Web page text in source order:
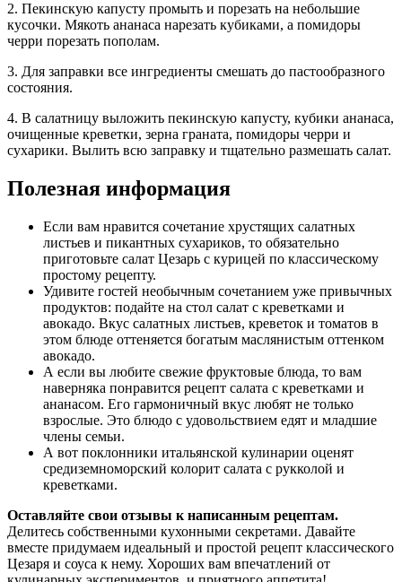
2. Пекинскую капусту промыть и порезать на небольшие
кусочки. Мякоть ананаса нарезать кубиками, а помидоры
черри порезать пополам.
3. Для заправки все ингредиенты смешать до пастообразного
состояния.
4. В салатницу выложить пекинскую капусту, кубики ананаса,
очищенные креветки, зерна граната, помидоры черри и
сухарики. Вылить всю заправку и тщательно размешать салат.
Полезная информация
Если вам нравится сочетание хрустящих салатных
листьев и пикантных сухариков, то обязательно
приготовьте салат Цезарь с курицей по классическому
простому рецепту.
Удивите гостей необычным сочетанием уже привычных
продуктов: подайте на стол салат с креветками и
авокадо. Вкус салатных листьев, креветок и томатов в
этом блюде оттеняется богатым маслянистым оттенком
авокадо.
А если вы любите свежие фруктовые блюда, то вам
наверняка понравится рецепт салата с креветками и
ананасом. Его гармоничный вкус любят не только
взрослые. Это блюдо с удовольствием едят и младшие
члены семьи.
А вот поклонники итальянской кулинарии оценят
средиземноморский колорит салата с рукколой и
креветками.
Оставляйте свои отзывы к написанным рецептам.
Делитесь собственными кухонными секретами. Давайте
вместе придумаем идеальный и простой рецепт классического
Цезаря и соуса к нему. Хороших вам впечатлений от